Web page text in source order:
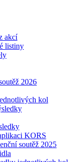
akcí
listiny
2026
kol
KORS
soutěž 2025